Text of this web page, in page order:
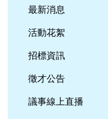
最新消息
活動花絮
招標資訊
徵才公告
議事線上直播